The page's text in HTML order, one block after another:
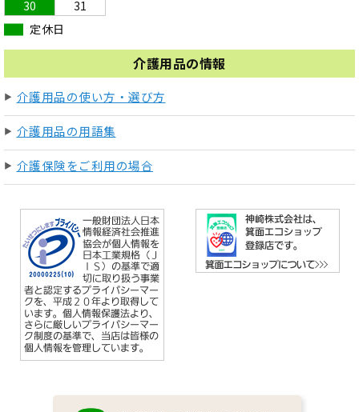
30
31
定休日
介護用品の情報
介護用品の使い方・選び方
介護用品の用語集
介護保険をご利用の場合